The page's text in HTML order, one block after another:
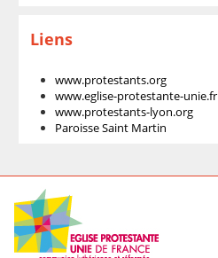
Liens
www.protestants.org
www.eglise-protestante-unie.fr
www.protestants-lyon.org
Paroisse Saint Martin